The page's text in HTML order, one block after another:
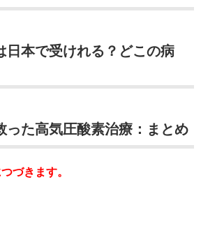
日本で受けれる？どこの病
った高気圧酸素治療：まとめ
づきます。